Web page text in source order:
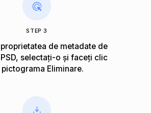
STEP 3
de metadate de
selectați-o și faceți clic
pictograma Eliminare.